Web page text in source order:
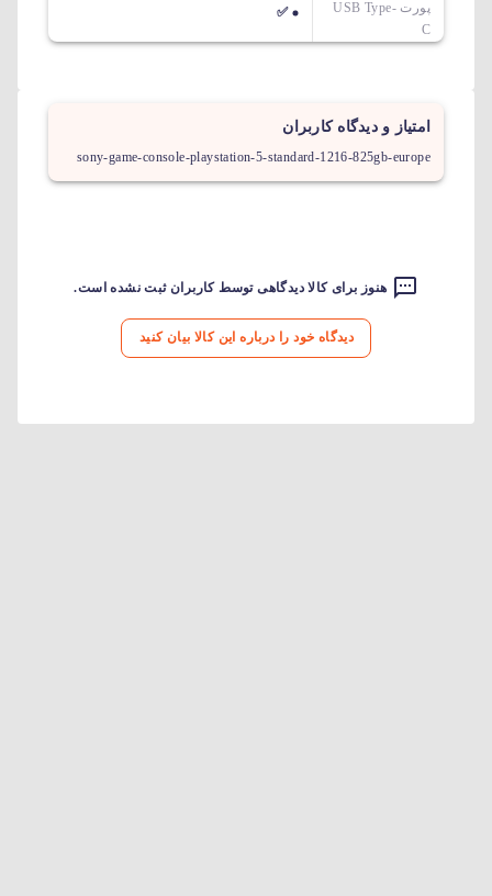
پورت USB Type-
C
✅
امتیاز و دیدگاه کاربران
sony-game-console-playstation-5-standard-1216-825gb-europe
هنوز برای کالا دیدگاهی توسط کاربران ثبت نشده است.
دیدگاه خود را درباره این کالا بیان کنید